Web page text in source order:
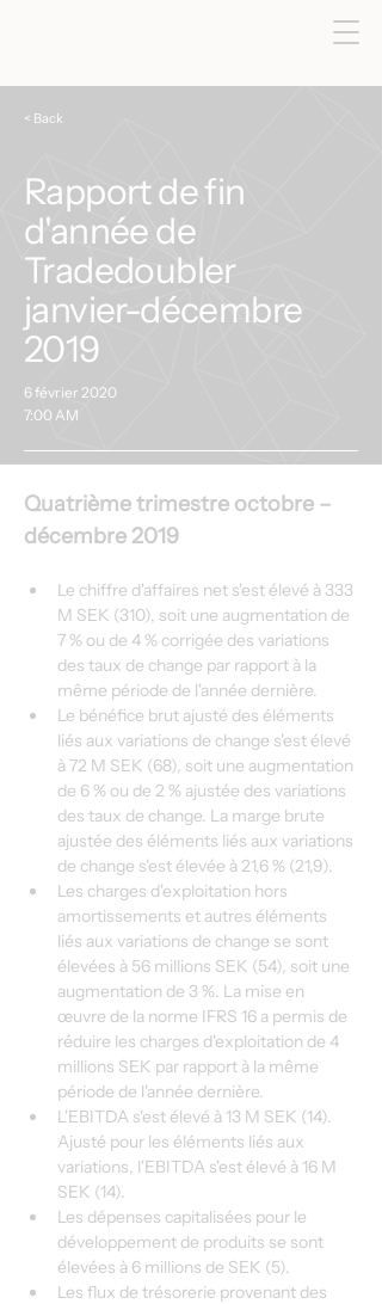
< Back
Rapport de fin
d'année de
Tradedoubler
janvier-décembre
2019
6 février 2020
7:00 AM
Quatrième trimestre octobre –
décembre 2019
Le chiffre d'affaires net s'est élevé à 333
M SEK (310), soit une augmentation de
7 % ou de 4 % corrigée des variations
des taux de change par rapport à la
même période de l'année dernière.
Le bénéfice brut ajusté des éléments
liés aux variations de change s'est élevé
à 72 M SEK (68), soit une augmentation
de 6 % ou de 2 % ajustée des variations
des taux de change. La marge brute
ajustée des éléments liés aux variations
de change s'est élevée à 21,6 % (21,9).
Les charges d'exploitation hors
amortissements et autres éléments
liés aux variations de change se sont
élevées à 56 millions SEK (54), soit une
augmentation de 3 %. La mise en
œuvre de la norme IFRS 16 a permis de
réduire les charges d'exploitation de 4
millions SEK par rapport à la même
période de l'année dernière.
L'EBITDA s'est élevé à 13 M SEK (14).
Ajusté pour les éléments liés aux
variations, l'EBITDA s'est élevé à 16 M
SEK (14).
Les dépenses capitalisées pour le
développement de produits se sont
élevées à 6 millions de SEK (5).
Les flux de trésorerie provenant des